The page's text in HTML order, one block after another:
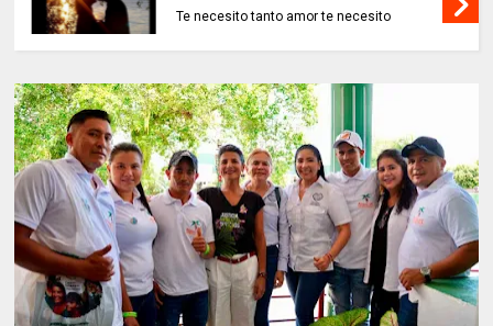
Te necesito tanto amor te necesito